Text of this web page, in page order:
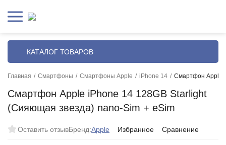
КАТАЛОГ ТОВАРОВ
Главная / Смартфоны / Смартфоны Apple / iPhone 14 / Смартфон Apple
Смартфон Apple iPhone 14 128GB Starlight
(Сияющая звезда) nano-Sim + eSim
Оставить отзывБренд:Apple Избранное Сравнение